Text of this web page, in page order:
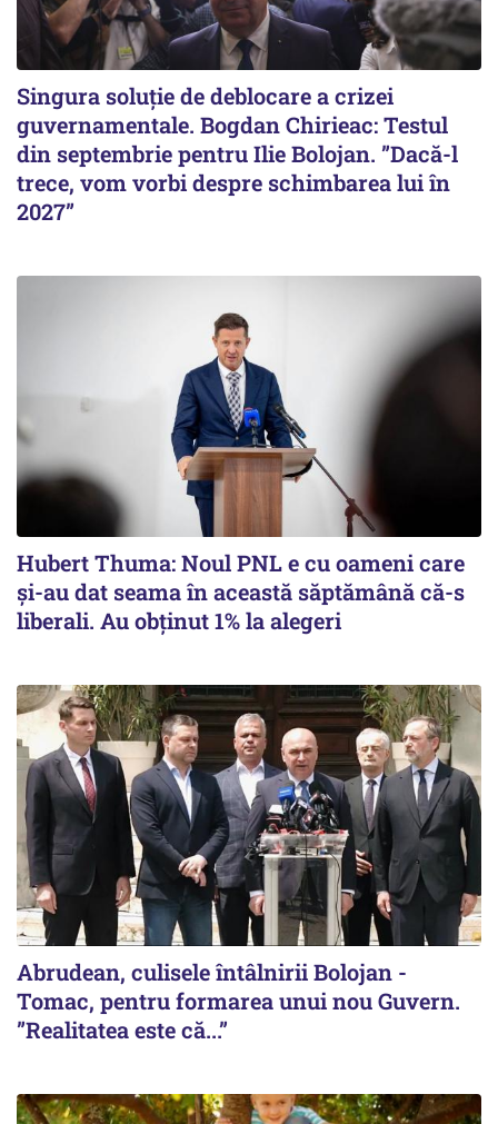
Singura soluție de deblocare a crizei
guvernamentale. Bogdan Chirieac: Testul
din septembrie pentru Ilie Bolojan. ”Dacă-l
trece, vom vorbi despre schimbarea lui în
2027”
Hubert Thuma: Noul PNL e cu oameni care
și-au dat seama în această săptămână că-s
liberali. Au obținut 1% la alegeri
Abrudean, culisele întâlnirii Bolojan -
Tomac, pentru formarea unui nou Guvern.
”Realitatea este că...”